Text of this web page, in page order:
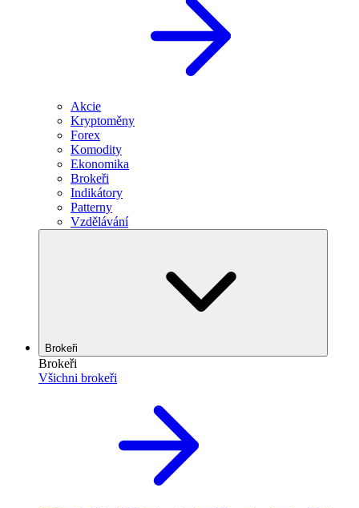
Akcie
Kryptoměny
Forex
Komodity
Ekonomika
Brokeři
Indikátory
Patterny
Vzdělávání
Brokeři
Brokeři
Všichni brokeři